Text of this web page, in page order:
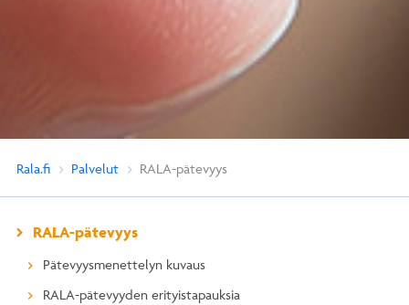
Rala.fi Palvelut RALA-pätevyys
RALA-pätevyys
Pätevyysmenettelyn kuvaus
RALA-pätevyyden erityistapauksia